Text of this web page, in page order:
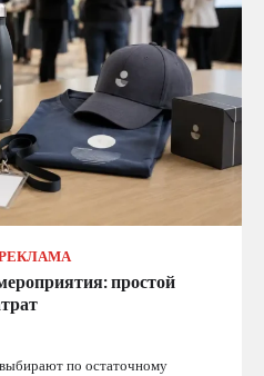
простой
по остаточному